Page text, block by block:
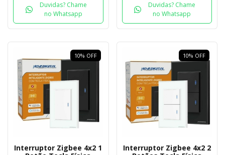
Duvidas? Chame
no Whatsapp
Duvidas? Chame
no Whatsapp
10% OFF
Interruptor Zigbee 4x2 1
10% OFF
Interruptor Zigbee 4x2 2